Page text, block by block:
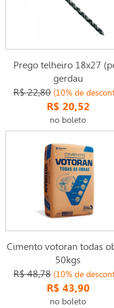
Prego telheiro 18x27
gerdau
R$ 22,80 (10% de
R$ 20,52
no boleto
Cimento votoran todas
50kgs
R$ 48,78 (10% de
R$ 43,90
no boleto